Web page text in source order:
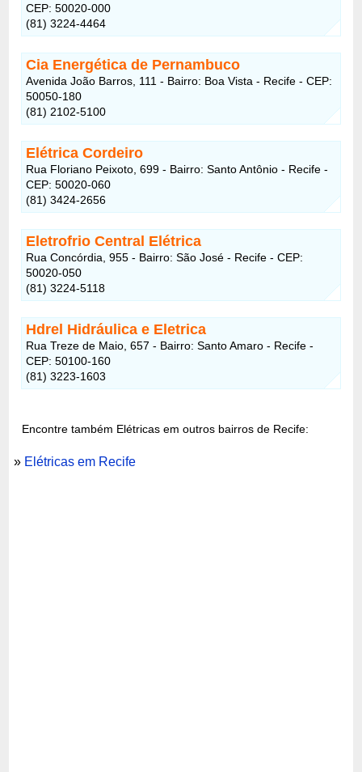
CEP: 50020-000
(81) 3224-4464
Cia Energética de Pernambuco
Avenida João Barros, 111 - Bairro: Boa Vista - Recife - CEP:
50050-180
(81) 2102-5100
Elétrica Cordeiro
Rua Floriano Peixoto, 699 - Bairro: Santo Antônio - Recife -
CEP: 50020-060
(81) 3424-2656
Eletrofrio Central Elétrica
Rua Concórdia, 955 - Bairro: São José - Recife - CEP:
50020-050
(81) 3224-5118
Hdrel Hidráulica e Eletrica
Rua Treze de Maio, 657 - Bairro: Santo Amaro - Recife -
CEP: 50100-160
(81) 3223-1603
Encontre também Elétricas em outros bairros de Recife:
» Elétricas em Recife